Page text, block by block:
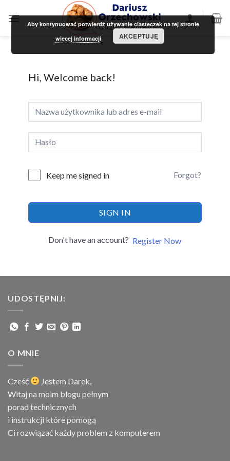
Hi, Welcome back!
Keep me signed in Forgot?
SIGN IN
Don't have an account? Register Now
UDOSTĘPNIJ:
O MNIE
Cześć Jestem Darek,
Witaj na moim blogu pełnym
porad technicznych
i instrukcji które pomogą
Ci rozwiązać każdy problem z komputerem
Aby kontynuować potwierdź używanie ciasteczek na tej stronie
wiecej informacji
AKCEPTUJĘ